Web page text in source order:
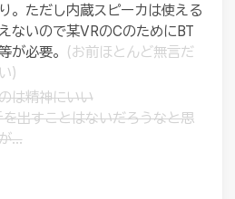
。ただし内蔵スピーカは使える
ないので某VRのCのためにBT
が必要。 (お前ほとんど無言だ
)
は精神にいい
を出すことはないだろうなと思
…